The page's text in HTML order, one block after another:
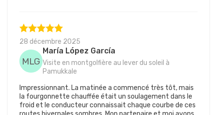
28 décembre 2025
MLG
María López García
Visite en montgolfière au lever du soleil à
Pamukkale
Impressionnant. La matinée a commencé très tôt, mais
la fourgonnette chauffée était un soulagement dans le
froid et le conducteur connaissait chaque courbe de ces